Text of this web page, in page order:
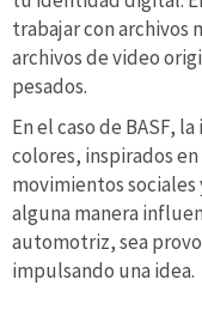
trabajar con archivos
archivos de video
pesados.
En el caso de BASF,
colores, inspirados
movimientos
alguna manera
automotriz, sea
impulsando una idea.